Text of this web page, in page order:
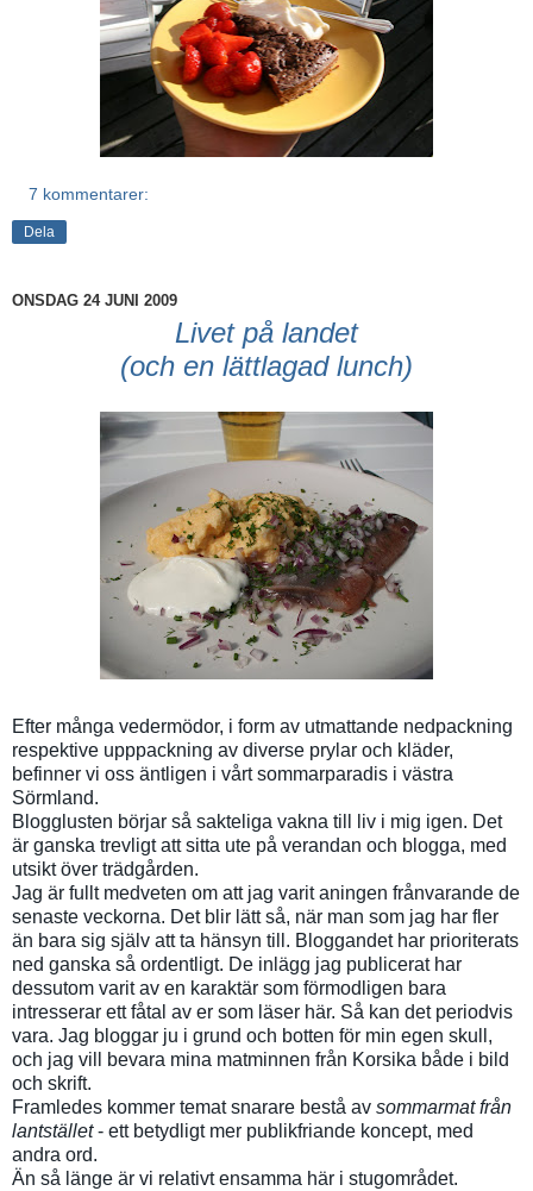
7 kommentarer:
Dela
ONSDAG 24 JUNI 2009
Livet på landet
(och en lättlagad lunch)
Efter många vedermödor, i form av utmattande nedpackning
respektive upppackning av diverse prylar och kläder,
befinner vi oss äntligen i vårt sommarparadis i västra
Sörmland.
Blogglusten börjar så sakteliga vakna till liv i mig igen. Det
är ganska trevligt att sitta ute på verandan och blogga, med
utsikt över trädgården.
Jag är fullt medveten om att jag varit aningen frånvarande de
senaste veckorna. Det blir lätt så, när man som jag har fler
än bara sig själv att ta hänsyn till. Bloggandet har prioriterats
ned ganska så ordentligt. De inlägg jag publicerat har
dessutom varit av en karaktär som förmodligen bara
intresserar ett fåtal av er som läser här. Så kan det periodvis
vara. Jag bloggar ju i grund och botten för min egen skull,
och jag vill bevara mina matminnen från Korsika både i bild
och skrift.
Framledes kommer temat snarare bestå av sommarmat från
lantstället- ett betydligt mer publikfriande koncept, med
andra ord.
Än så länge är vi relativt ensamma här i stugområdet.